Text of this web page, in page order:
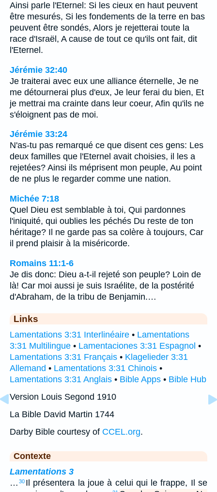
Ainsi parle l'Eternel: Si les cieux en haut peuvent
être mesurés, Si les fondements de la terre en bas
peuvent être sondés, Alors je rejetterai toute la
race d'Israël, A cause de tout ce qu'ils ont fait, dit
l'Eternel.
Jérémie 32:40
Je traiterai avec eux une alliance éternelle, Je ne
me détournerai plus d'eux, Je leur ferai du bien, Et
je mettrai ma crainte dans leur coeur, Afin qu'ils ne
s'éloignent pas de moi.
Jérémie 33:24
N'as-tu pas remarqué ce que disent ces gens: Les
deux familles que l'Eternel avait choisies, il les a
rejetées? Ainsi ils méprisent mon peuple, Au point
de ne plus le regarder comme une nation.
Michée 7:18
Quel Dieu est semblable à toi, Qui pardonnes
l'iniquité, qui oublies les péchés Du reste de ton
héritage? Il ne garde pas sa colère à toujours, Car
il prend plaisir à la miséricorde.
Romains 11:1-6
Je dis donc: Dieu a-t-il rejeté son peuple? Loin de
là! Car moi aussi je suis Israélite, de la postérité
d'Abraham, de la tribu de Benjamin.…
Links
Lamentations 3:31 Interlinéaire • Lamentations
3:31 Multilingue • Lamentaciones 3:31 Espagnol •
Lamentations 3:31 Français • Klagelieder 3:31
Allemand • Lamentations 3:31 Chinois •
Lamentations 3:31 Anglais • Bible Apps • Bible Hub
Version Louis Segond 1910
La Bible David Martin 1744
Darby Bible courtesy of CCEL.org.
Contexte
Lamentations 3
… 30 Il présentera la joue à celui qui le frappe, Il se